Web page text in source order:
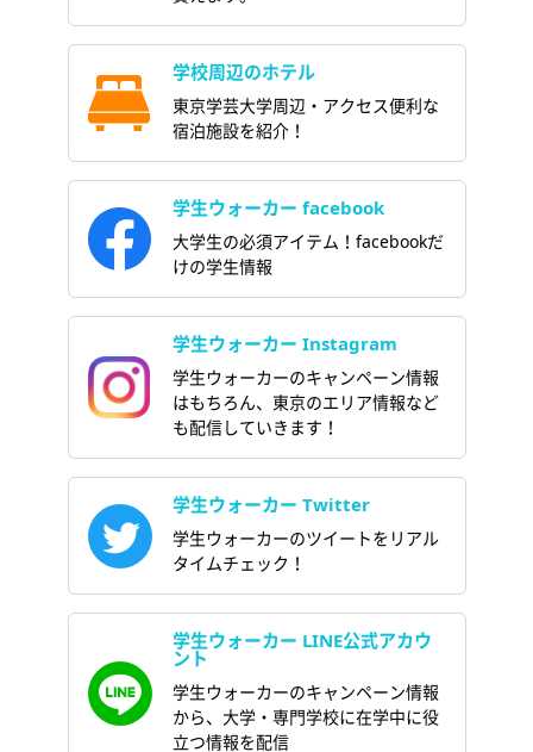
学校周辺のホテル
東京学芸大学周辺・アクセス便利な
宿泊施設を紹介！
学生ウォーカー facebook
大学生の必須アイテム！facebookだ
けの学生情報
学生ウォーカー Instagram
学生ウォーカーのキャンペーン情報
はもちろん、東京のエリア情報など
も配信していきます！
学生ウォーカー Twitter
学生ウォーカーのツイートをリアル
タイムチェック！
学生ウォーカー LINE公式アカウ
ント
学生ウォーカーのキャンペーン情報
から、大学・専門学校に在学中に役
立つ情報を配信